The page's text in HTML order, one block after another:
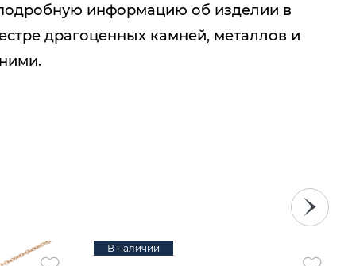
информацию об изделии в
драгоценных камней, металлов и
В наличии